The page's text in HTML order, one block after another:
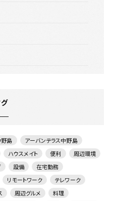
野島
アーバンテラス中野島
ハウスメイト 便利
周辺環境
設備
在宅勤務
リモートワーク
テレワーク
周辺グルメ
料理